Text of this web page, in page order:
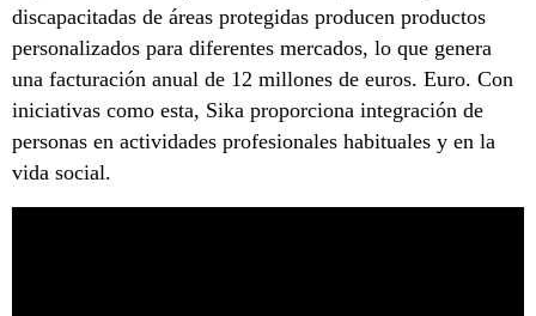
discapacitadas de áreas protegidas producen productos
personalizados para diferentes mercados, lo que genera
una facturación anual de 12 millones de euros. Euro. Con
iniciativas como esta, Sika proporciona integración de
personas en actividades profesionales habituales y en la
vida social.